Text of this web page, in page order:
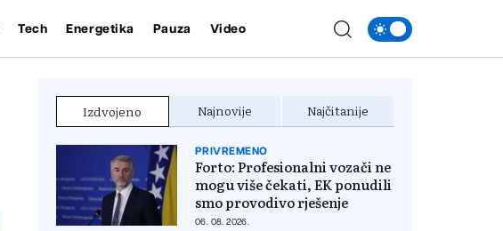
Tech Energetika Pauza Video
Izdvojeno Najnovije Najčitanije
PRIVREMENO
Forto: Profesionalni vozači ne
mogu više čekati, EK ponudili
smo provodivo rješenje
06. 08. 2026.